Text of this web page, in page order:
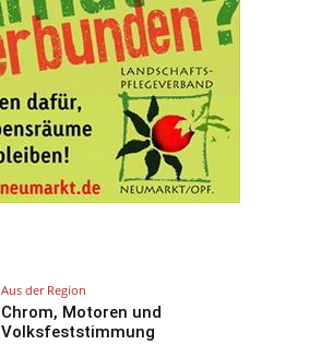
Aus der Region
Chrom, Motoren und
Volksfeststimmung